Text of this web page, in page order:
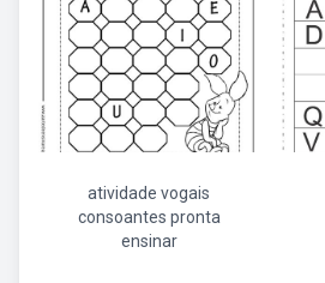
atividade vogais
consoantes pronta
ensinar